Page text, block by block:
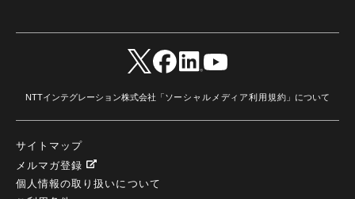
NTTインテグレーション株式会社「ソーシャルメディア利用規約 」について
サイトマップ
メルマガ登録
個人情報の取り扱いについて